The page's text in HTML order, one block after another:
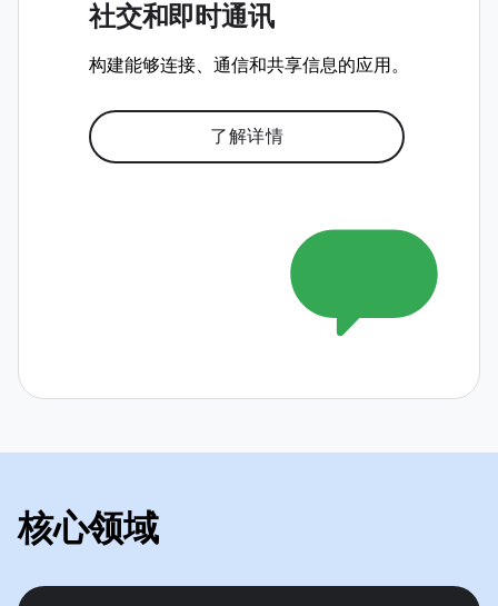
社交和即时通讯
构建能够连接、通信和共享信息的应用。
了解详情
核心领域